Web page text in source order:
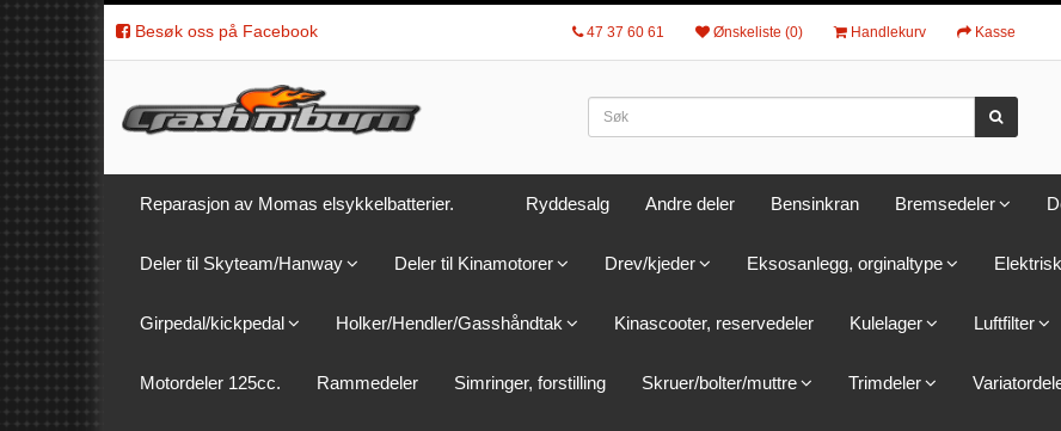
Besøk oss på Facebook 47 37 60 61 Ønskeliste (0) Handlekurv Kasse
Reparasjon av Momas elsykkelbatterier. Ryddesalg Andre deler Bensinkran Bremsedeler
Deler til Skyteam/Hanway Deler til Kinamotorer Drev/kjeder Eksosanlegg, orginaltype
Girpedal/kickpedal Holker/Hendler/Gasshåndtak Kinascooter, reservedeler Kulelager Luftfilter
Motordeler 125cc. Rammedeler Simringer, forstilling Skruer/bolter/muttre Trimdeler